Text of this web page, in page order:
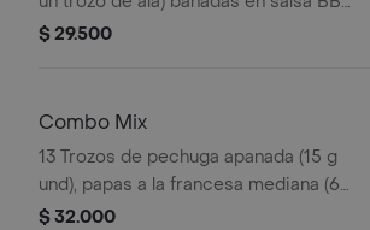
ligeramente picante , papas a la
$ 29.500
Combo Mix
13 Trozos de pechuga apanada (15 g
und), papas a la francesa mediana (60
g) y gaseosa (325 ml)
$ 32.000